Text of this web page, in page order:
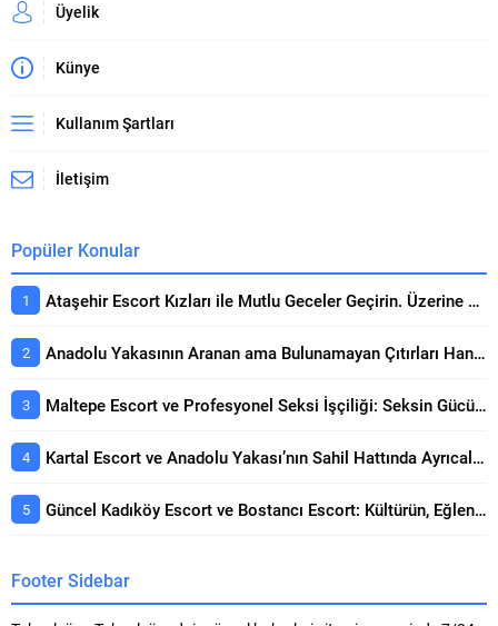
Üyelik
Künye
Kullanım Şartları
İletişim
Popüler Konular
Ataşehir Escort Kızları ile Mutlu Geceler Geçirin. Üzerine Kapsamlı Bakış
Anadolu Yakasının Aranan ama Bulunamayan Çıtırları Hangi Sitelerde? Seçerken Dikkat Edilecekler
Maltepe Escort ve Profesyonel Seksi İşçiliği: Seksin Gücünün Yanında Kaliteli Keyif Rehberi
Kartal Escort ve Anadolu Yakası’nın Sahil Hattında Ayrıcalıklı Buluşmalar Konusunda Öne Çıkan Detaylar
Güncel Kadıköy Escort ve Bostancı Escort: Kültürün, Eğlencenin ve Prestijin Buluşma Noktası Rehberi
Footer Sidebar